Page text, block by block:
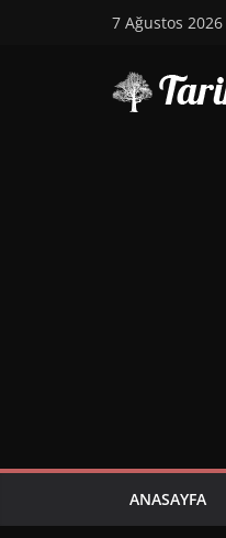
7 Ağustos 2026
ANASAYFA